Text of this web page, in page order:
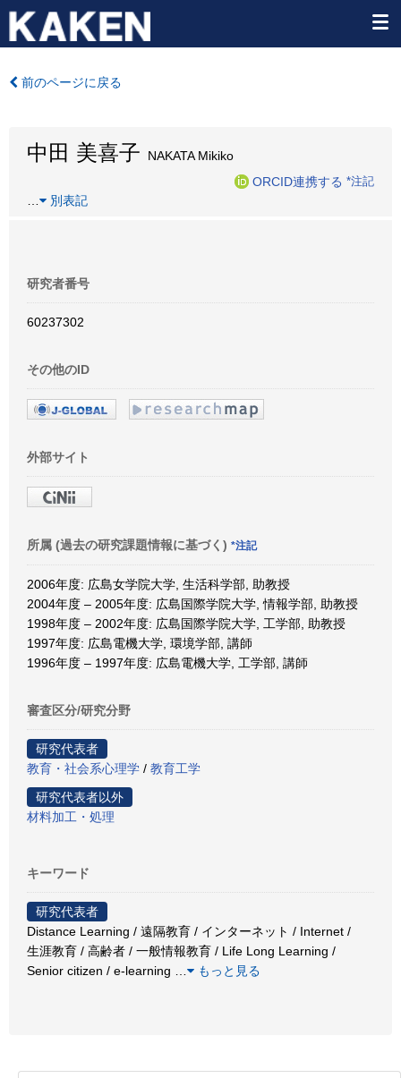
前のページに戻る
中田 美喜子 NAKATA Mikiko
ORCID連携する *注記
別表記
研究者番号
60237302
その他のID
外部サイト
所属 (過去の研究課題情報に基づく) *注記
2006年度: 広島女学院大学, 生活科学部, 助教授
2004年度 – 2005年度: 広島国際学院大学, 情報学部, 助教授
1998年度 – 2002年度: 広島国際学院大学, 工学部, 助教授
1997年度: 広島電機大学, 環境学部, 講師
1996年度 – 1997年度: 広島電機大学, 工学部, 講師
審査区分/研究分野
研究代表者
教育・社会系心理学 / 教育工学
研究代表者以外
材料加工・処理
キーワード
研究代表者
Distance Learning / 遠隔教育 / インターネット / Internet /
生涯教育 / 高齢者 / 一般情報教育 / Life Long Learning /
Senior citizen / e-learning
もっと見る